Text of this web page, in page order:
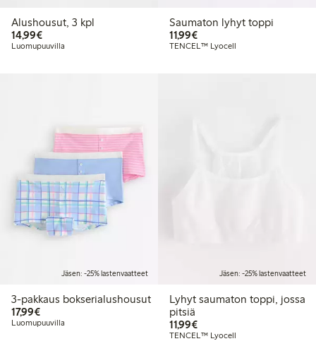
Alushousut, 3 kpl
14,99€14,99 €
Luomupuuvilla
Saumaton lyhyt toppi
11,99€11,99 €
TENCEL™ Lyocell
Jäsen: -25% lastenvaatteet
3-pakkaus bokserialushousut
17,99€17,99 €
Luomupuuvilla
Jäsen: -25% lastenvaatteet
Lyhyt saumaton toppi, jossa
pitsiä
11,99€11,99 €
TENCEL™ Lyocell